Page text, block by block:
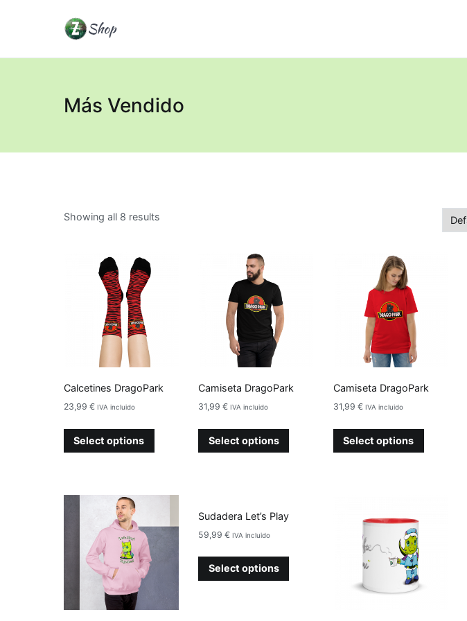
Más Vendido
Showing all 8 results
Calcetines DragoPark
23,99 € IVA incluido
Select options
Camiseta DragoPark
31,99€ IVA incluido
Select options
Camiseta DragoPark
31,99 € IVA incluido
Select options
Sudadera Let’s Play
59,99€ IVA incluido
Select options